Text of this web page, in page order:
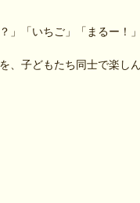
」「いちご」「まるー！
、子どもたち同士で楽し